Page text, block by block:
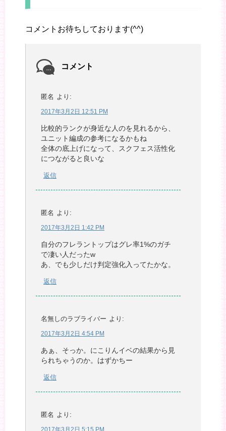
コメントお待ちしております(^^)
コメント
匿名 より:
2017年3月2日 12:51 PM
比較的ランクが身近な人のを見れるから、
ユニット編成の参考になるかもね
全体の底上げになって、スクフェス活性化
につながると良いな
返信
匿名 より:
2017年3月2日 1:42 PM
自分のフレラントップはグレ率1%のガチ
で凄い人だったw
あ、でも少しだけ判定強化入ってたかな。
返信
名無しのラブライバー より:
2017年3月2日 4:54 PM
あぁ、そっか。にこりんイベの結果から見
られちゃうのか。はずかちー
返信
匿名 より:
2017年3月2日 5:15 PM